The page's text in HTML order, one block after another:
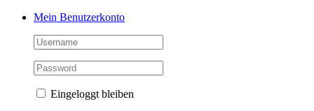
Zum
springen
Facebook
Instagram
Pinterest
Tiktok
YouTubeMein Benutzerkonto
Eingeloggt bleiben